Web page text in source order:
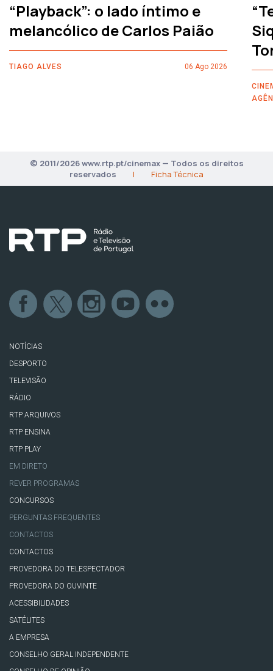
“Playback”: o lado íntimo e
melancólico de Carlos Paião
TIAGO ALVES 06 Ago 2026
© 2011/2026 www.rtp.pt/cinemax — Todos os direitos
reservados
| Ficha Técnica
NOTÍCIAS
DESPORTO
TELEVISÃO
RÁDIO
RTP ARQUIVOS
RTP ENSINA
RTP PLAY
EM DIRETO
REVER PROGRAMAS
CONCURSOS
PERGUNTAS FREQUENTES
CONTACTOS
CONTACTOS
PROVEDORA DO TELESPECTADOR
PROVEDORA DO OUVINTE
ACESSIBILIDADES
SATÉLITES
A EMPRESA
CONSELHO GERAL INDEPENDENTE